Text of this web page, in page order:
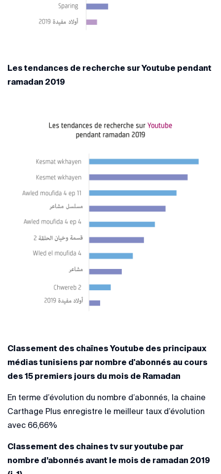
Les tendances de recherche sur Youtube pendant
ramadan 2019
Classement des chaînes Youtube des principaux
médias tunisiens par nombre d'abonnés au cours
des 15 premiers jours du mois de Ramadan
En terme d’évolution du nombre d’abonnés, la chaine
Carthage Plus enregistre le meilleur taux d’évolution
avec 66,66%
Classement des chaines tv sur youtube par
nombre d’abonnés avant le mois de ramadan 2019